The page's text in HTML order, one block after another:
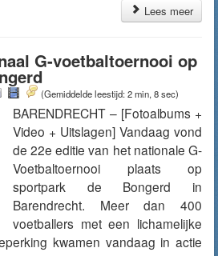
Lees meer
G-voetbaltoernooi op
(Gemiddelde leestijd: 2 min, 8 sec)
BARENDRECHT – [Fotoalbums +
Video + Uitslagen] Vandaag vond
de 22e editie van het nationale G-
Voetbaltoernooi plaats op
sportpark de Bongerd in
Barendrecht. Meer dan 400
voetballers met een lichamelijke
kwamen vandaag in actie